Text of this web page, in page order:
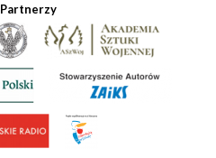
Partnerzy